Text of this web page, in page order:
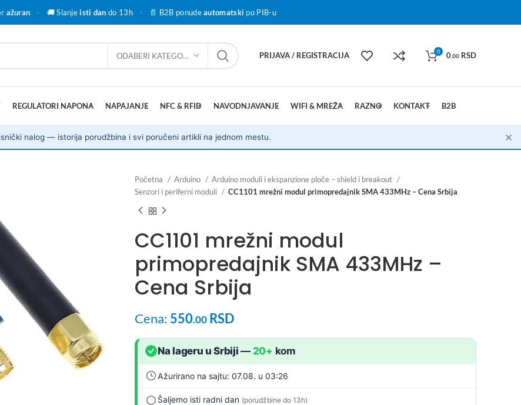
ažuran · 🚚 Slanjeisti dan do 13h · 📄 B2B ponudeautomatski po PIB-u
ODABERI KATEGORIJU PRIJAVA / REGISTRACIJA 0 0.00 RSD
REGULATORI NAPONA NAPAJANJE NFC & RFID NAVODNJAVANJE WIFI & MREŽA RAZNO KONTAKT B2B
nalog — istorija porudžbina i svi poručeni artikli na jednom mestu. ✕
Početna Arduino
Arduino moduli i ekspanzione ploče – shield i breakout
Senzori i periferni moduli
CC1101 mrežni modul primopredajnik SMA 433MHz – Cena Srbija
CC1101 mrežni modul
primopredajnik SMA 433MHz –
Cena Srbija
Cena: 550.00 RSD
Na lageru u Srbiji — 20+ kom
Ažurirano na sajtu: 07.08. u 03:26
Šaljemo isti radni dan (porudžbine do 13h)